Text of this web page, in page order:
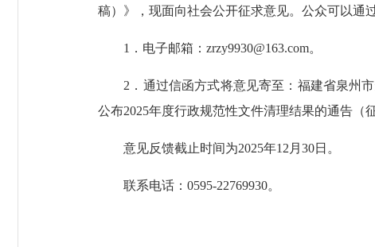
稿）》，现面向社会公开征求意见。公众可以通
1．电子邮箱：zrzy9930@163.com。
2．通过信函方式将意见寄至：福建省泉州市
公布2025年度行政规范性文件清理结果的通告（
意见反馈截止时间为2025年12月30日。
联系电话：0595-22769930。